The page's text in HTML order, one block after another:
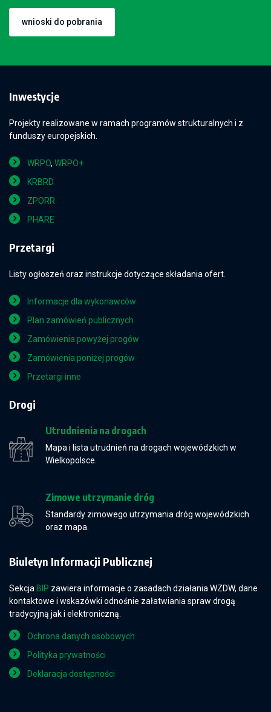
wnioski do pobrania
Inwestycje
Projekty realizowane w ramach programów strukturalnych i z
funduszy europejskich.
WRPO, WRPO+
KRBRD
ZPORR
PHARE
Przetargi
Listy ogłoszeń oraz instrukcje dotyczące składania ofert.
Informacje dla wykonawców
Plan zamówień publicznych
Zamówienia powyżej progów
Zamówienia poniżej progów
Przetargi inne
Drogi
Utrudnienia na drogach
Mapa i lista utrudnień na drogach wojewódzkich w
Wielkopolsce.
Zimowe utrzymanie dróg
Standardy zimowego utrzymania dróg wojewódzkich
oraz mapa.
Biuletyn Informacji Publicznej
Sekcja BIP zawiera informacje o zasadach działania WZDW, dane
kontaktowe i wskazówki odnośnie załatwiania spraw drogą
tradycyjną jak i elektroniczną.
Ochrona danych osobowych
Polityka prywatności
Deklaracja dostępności